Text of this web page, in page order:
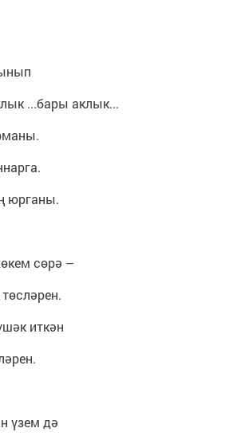
...бары аклык...
юрганы.
сөрә –
иткән
үзем дә